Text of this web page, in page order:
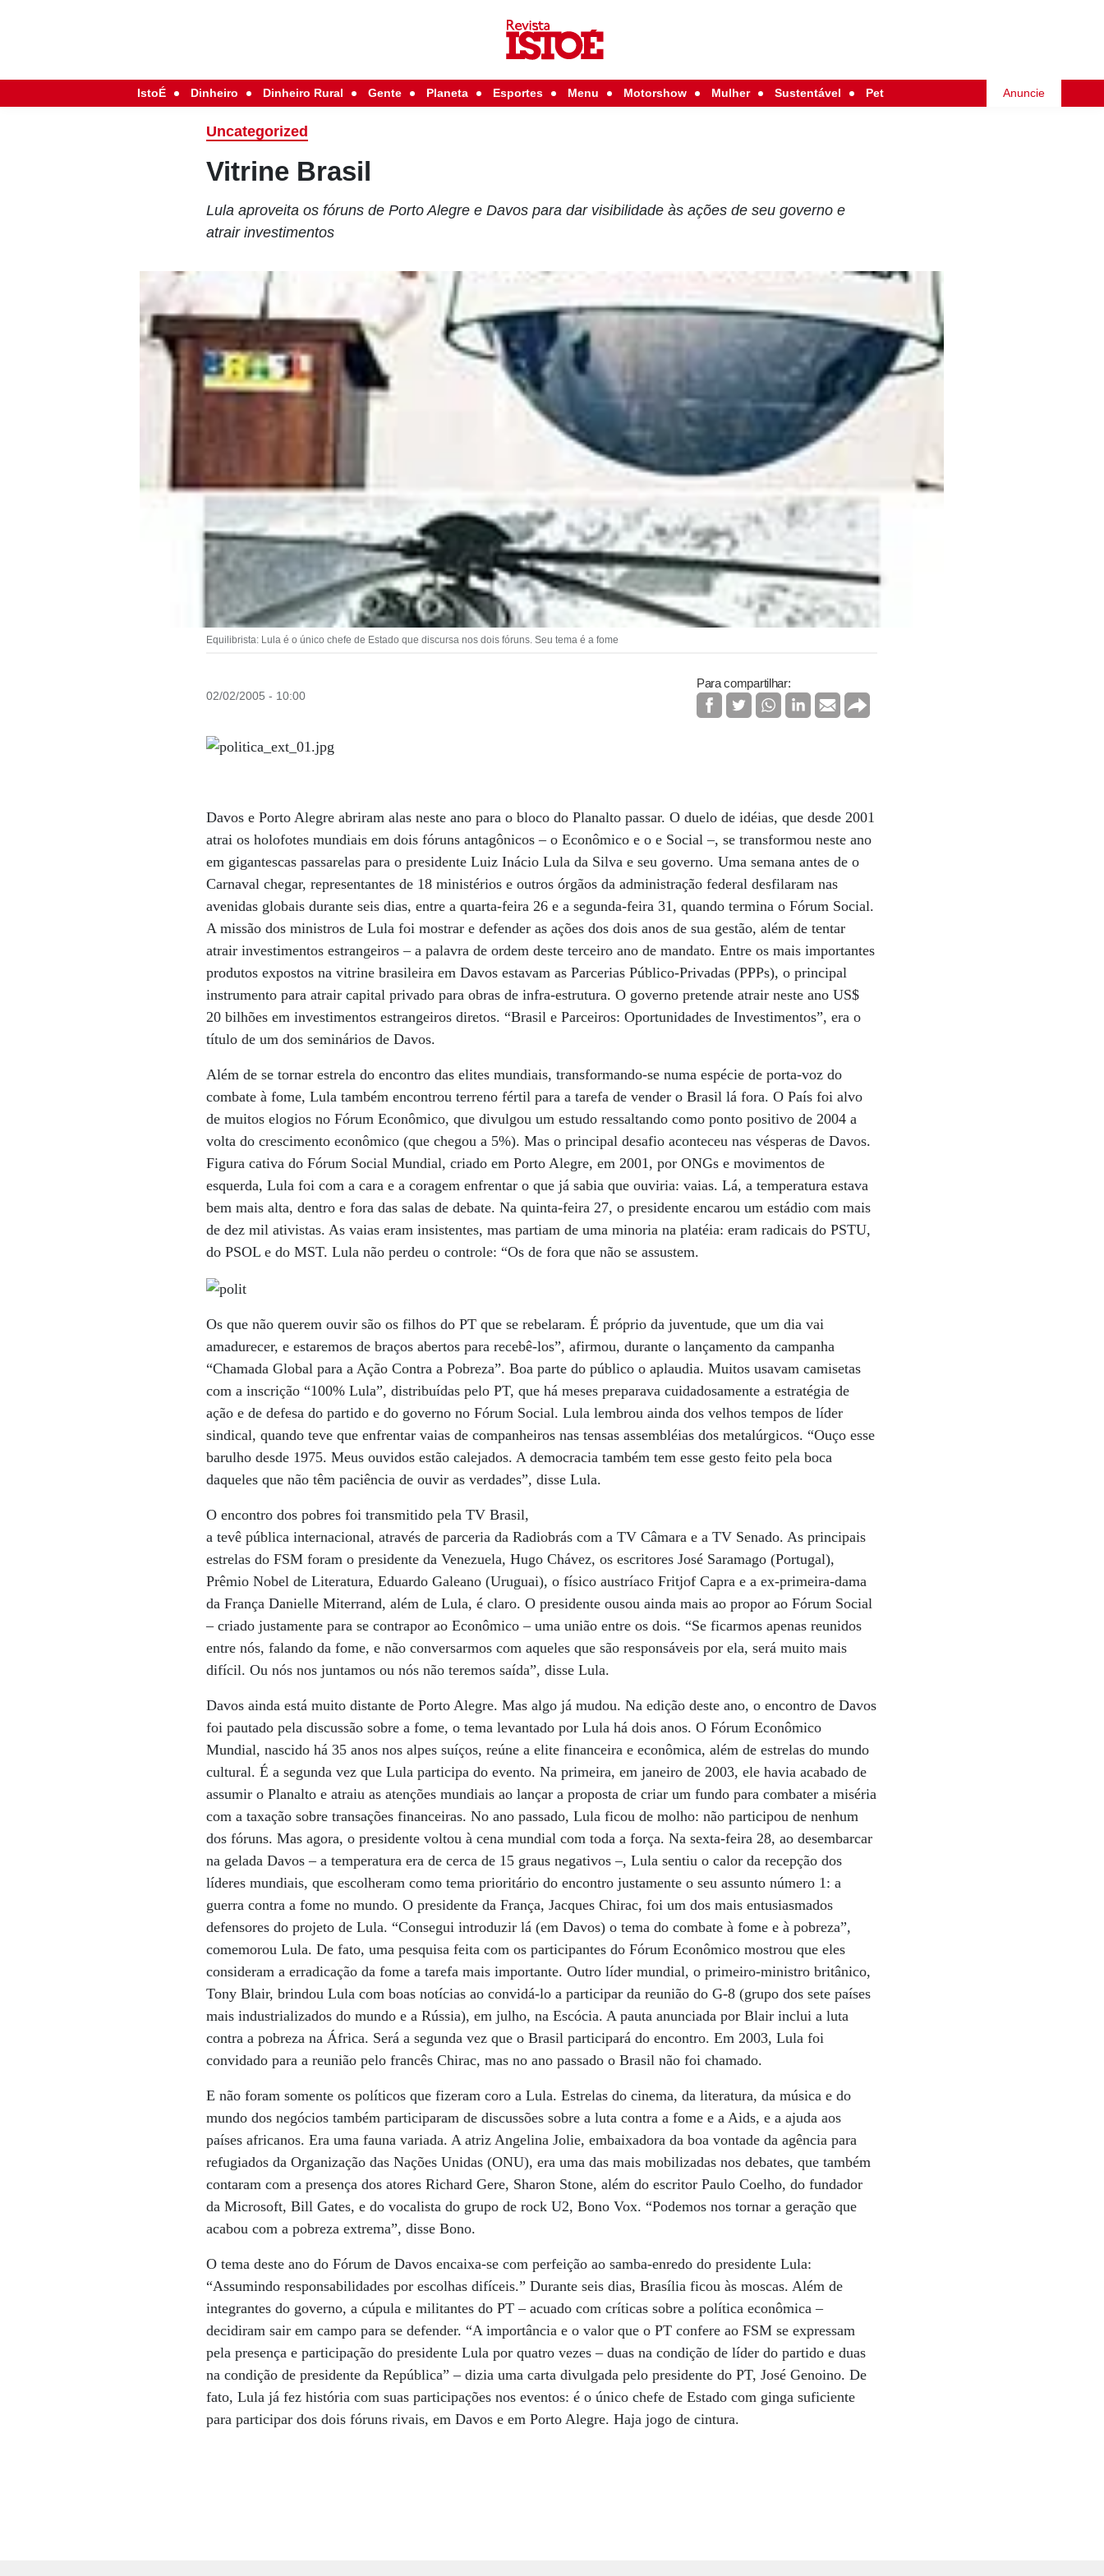
IstoÉ Dinheiro Dinheiro Rural Gente Planeta Esportes Menu Motorshow Mulher Sustentável Pet Anuncie
Uncategorized
Vitrine Brasil
Lula aproveita os fóruns de Porto Alegre e Davos para dar visibilidade às ações de seu governo e
atrair investimentos
Equilibrista: Lula é o único chefe de Estado que discursa nos dois fóruns. Seu tema é a fome
02/02/2005 - 10:00
Para compartilhar:
Davos e Porto Alegre abriram alas neste ano para o bloco do Planalto passar. O duelo de idéias, que desde 2001
atrai os holofotes mundiais em dois fóruns antagônicos – o Econômico e o e Social –, se transformou neste ano
em gigantescas passarelas para o presidente Luiz Inácio Lula da Silva e seu governo. Uma semana antes de o
Carnaval chegar, representantes de 18 ministérios e outros órgãos da administração federal desfilaram nas
avenidas globais durante seis dias, entre a quarta-feira 26 e a segunda-feira 31, quando termina o Fórum Social.
A missão dos ministros de Lula foi mostrar e defender as ações dos dois anos de sua gestão, além de tentar
atrair investimentos estrangeiros – a palavra de ordem deste terceiro ano de mandato. Entre os mais importantes
produtos expostos na vitrine brasileira em Davos estavam as Parcerias Público-Privadas (PPPs), o principal
instrumento para atrair capital privado para obras de infra-estrutura. O governo pretende atrair neste ano US$
20 bilhões em investimentos estrangeiros diretos. “Brasil e Parceiros: Oportunidades de Investimentos”, era o
título de um dos seminários de Davos.
Além de se tornar estrela do encontro das elites mundiais, transformando-se numa espécie de porta-voz do
combate à fome, Lula também encontrou terreno fértil para a tarefa de vender o Brasil lá fora. O País foi alvo
de muitos elogios no Fórum Econômico, que divulgou um estudo ressaltando como ponto positivo de 2004 a
volta do crescimento econômico (que chegou a 5%). Mas o principal desafio aconteceu nas vésperas de Davos.
Figura cativa do Fórum Social Mundial, criado em Porto Alegre, em 2001, por ONGs e movimentos de
esquerda, Lula foi com a cara e a coragem enfrentar o que já sabia que ouviria: vaias. Lá, a temperatura estava
bem mais alta, dentro e fora das salas de debate. Na quinta-feira 27, o presidente encarou um estádio com mais
de dez mil ativistas. As vaias eram insistentes, mas partiam de uma minoria na platéia: eram radicais do PSTU,
do PSOL e do MST. Lula não perdeu o controle: “Os de fora que não se assustem.
Os que não querem ouvir são os filhos do PT que se rebelaram. É próprio da juventude, que um dia vai
amadurecer, e estaremos de braços abertos para recebê-los”, afirmou, durante o lançamento da campanha
“Chamada Global para a Ação Contra a Pobreza”. Boa parte do público o aplaudia. Muitos usavam camisetas
com a inscrição “100% Lula”, distribuídas pelo PT, que há meses preparava cuidadosamente a estratégia de
ação e de defesa do partido e do governo no Fórum Social. Lula lembrou ainda dos velhos tempos de líder
sindical, quando teve que enfrentar vaias de companheiros nas tensas assembléias dos metalúrgicos. “Ouço esse
barulho desde 1975. Meus ouvidos estão calejados. A democracia também tem esse gesto feito pela boca
daqueles que não têm paciência de ouvir as verdades”, disse Lula.
O encontro dos pobres foi transmitido pela TV Brasil,
a tevê pública internacional, através de parceria da Radiobrás com a TV Câmara e a TV Senado. As principais
estrelas do FSM foram o presidente da Venezuela, Hugo Chávez, os escritores José Saramago (Portugal),
Prêmio Nobel de Literatura, Eduardo Galeano (Uruguai), o físico austríaco Fritjof Capra e a ex-primeira-dama
da França Danielle Miterrand, além de Lula, é claro. O presidente ousou ainda mais ao propor ao Fórum Social
– criado justamente para se contrapor ao Econômico – uma união entre os dois. “Se ficarmos apenas reunidos
entre nós, falando da fome, e não conversarmos com aqueles que são responsáveis por ela, será muito mais
difícil. Ou nós nos juntamos ou nós não teremos saída”, disse Lula.
Davos ainda está muito distante de Porto Alegre. Mas algo já mudou. Na edição deste ano, o encontro de Davos
foi pautado pela discussão sobre a fome, o tema levantado por Lula há dois anos. O Fórum Econômico
Mundial, nascido há 35 anos nos alpes suíços, reúne a elite financeira e econômica, além de estrelas do mundo
cultural. É a segunda vez que Lula participa do evento. Na primeira, em janeiro de 2003, ele havia acabado de
assumir o Planalto e atraiu as atenções mundiais ao lançar a proposta de criar um fundo para combater a miséria
com a taxação sobre transações financeiras. No ano passado, Lula ficou de molho: não participou de nenhum
dos fóruns. Mas agora, o presidente voltou à cena mundial com toda a força. Na sexta-feira 28, ao desembarcar
na gelada Davos – a temperatura era de cerca de 15 graus negativos –, Lula sentiu o calor da recepção dos
líderes mundiais, que escolheram como tema prioritário do encontro justamente o seu assunto número 1: a
guerra contra a fome no mundo. O presidente da França, Jacques Chirac, foi um dos mais entusiasmados
defensores do projeto de Lula. “Consegui introduzir lá (em Davos) o tema do combate à fome e à pobreza”,
comemorou Lula. De fato, uma pesquisa feita com os participantes do Fórum Econômico mostrou que eles
consideram a erradicação da fome a tarefa mais importante. Outro líder mundial, o primeiro-ministro britânico,
Tony Blair, brindou Lula com boas notícias ao convidá-lo a participar da reunião do G-8 (grupo dos sete países
mais industrializados do mundo e a Rússia), em julho, na Escócia. A pauta anunciada por Blair inclui a luta
contra a pobreza na África. Será a segunda vez que o Brasil participará do encontro. Em 2003, Lula foi
convidado para a reunião pelo francês Chirac, mas no ano passado o Brasil não foi chamado.
E não foram somente os políticos que fizeram coro a Lula. Estrelas do cinema, da literatura, da música e do
mundo dos negócios também participaram de discussões sobre a luta contra a fome e a Aids, e a ajuda aos
países africanos. Era uma fauna variada. A atriz Angelina Jolie, embaixadora da boa vontade da agência para
refugiados da Organização das Nações Unidas (ONU), era uma das mais mobilizadas nos debates, que também
contaram com a presença dos atores Richard Gere, Sharon Stone, além do escritor Paulo Coelho, do fundador
da Microsoft, Bill Gates, e do vocalista do grupo de rock U2, Bono Vox. “Podemos nos tornar a geração que
acabou com a pobreza extrema”, disse Bono.
O tema deste ano do Fórum de Davos encaixa-se com perfeição ao samba-enredo do presidente Lula:
“Assumindo responsabilidades por escolhas difíceis.” Durante seis dias, Brasília ficou às moscas. Além de
integrantes do governo, a cúpula e militantes do PT – acuado com críticas sobre a política econômica –
decidiram sair em campo para se defender. “A importância e o valor que o PT confere ao FSM se expressam
pela presença e participação do presidente Lula por quatro vezes – duas na condição de líder do partido e duas
na condição de presidente da República” – dizia uma carta divulgada pelo presidente do PT, José Genoino. De
fato, Lula já fez história com suas participações nos eventos: é o único chefe de Estado com ginga suficiente
para participar dos dois fóruns rivais, em Davos e em Porto Alegre. Haja jogo de cintura.